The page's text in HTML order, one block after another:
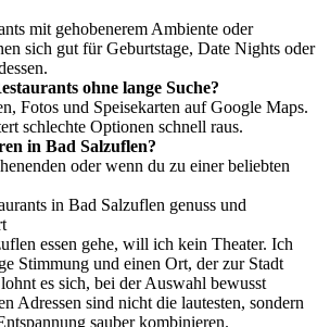
mit gehobenerem Ambiente oder
sich gut für Geburtstage, Date Nights oder
ohne lange Suche?
Fotos und Speisekarten auf Google Maps.
schlechte Optionen schnell raus.
in Bad Salzuflen?
oder wenn du zu einer beliebten
in Bad Salzuflen genuss und
essen gehe, will ich kein Theater. Ich
Stimmung und einen Ort, der zur Stadt
es sich, bei der Auswahl bewusst
Adressen sind nicht die lautesten, sondern
sauber kombinieren.